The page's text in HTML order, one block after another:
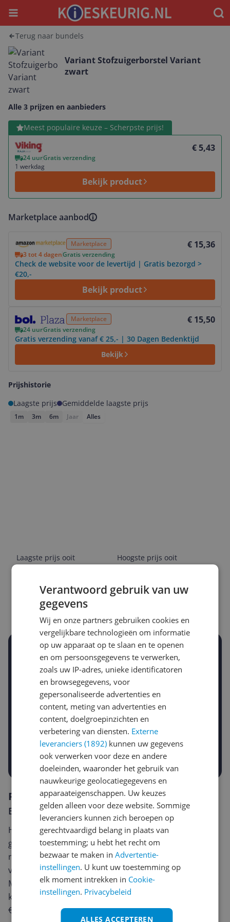
Menu
Terug naar bundels
Variant Stofzuigerborstel Variant
zwart
Alle 3 prijzen en aanbieders
Meest populaire keuze – Scherpste prijs!
€ 5,43
24 uurGratis verzending
1 werkdag
Bekijk product
Bekijk product
Marketplace aanbod
Marketplace € 15,36
3 tot 4 dagenGratis verzending
Check de website voor de levertijd | Gratis bezorgd >
€20,-
Bekijk product
Marketplace € 15,50
24 uurGratis verzending
Gratis verzending vanaf € 25,- | 30 Dagen Bedenktijd
Bekijk
Prijshistorie
Laagste prijs
Gemiddelde laagste prijs
1m 3m 6m Jaar Alles
Laagste prijs ooit
Hoogste prijs ooit
Goedkoopste nu
Laatste prijsupdate
Stel een alert in en mis geen prijsdaling
Krijg een seintje zodra de prijs zakt
Jouw e-mailadres
Gewenste daling of bedrag
-10% -15%
Gewenste prijs
€
Prijsalert aanzetten
Reviews
Er zijn nog geen reviews geschreven
Heb jij dit product in bezit en wil je graag je mening
geven? Start dan hieronder met het schrijven van je
review. Afhankelijk van de details duurt het schrijven
van een review gemiddeld tussen de 3 en 10 minuten.
Met jouw mening help je andere bezoekers een betere
keuze te maken én maak je iedere maand kans op
€250,-!
Klik hier voor de actievoorwaarden.
Verantwoord gebruik van uw
gegevens
Wij en onze partners gebruiken cookies en
vergelijkbare technologieën om informatie
op uw apparaat op te slaan en te openen
en om persoonsgegevens te verwerken,
zoals uw IP-adres, unieke identificatoren
en browsegegevens, voor
gepersonaliseerde advertenties en
content, meting van advertenties en
content, doelgroepinzichten en
verbetering van diensten. Externe
leveranciers (1892) kunnen uw gegevens
ook verwerken voor deze en andere
doeleinden, waaronder het gebruik van
nauwkeurige geolocatiegegevens en
apparaateigenschappen. Uw keuzes
gelden alleen voor deze website. Sommige
leveranciers kunnen zich beroepen op
gerechtvaardigd belang in plaats van
toestemming; u hebt het recht om
bezwaar te maken inAdvertentie-
instellingen. U kunt uw toestemming op
elk moment intrekken in Cookie-
instellingen. Privacybeleid
ALLES ACCEPTEREN